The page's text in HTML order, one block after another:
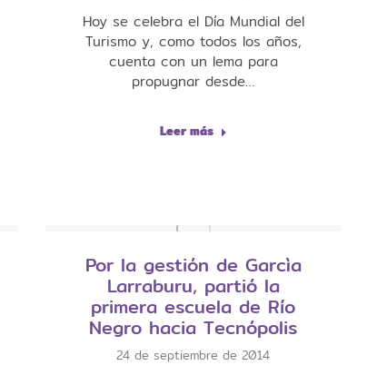
Hoy se celebra el Día Mundial del
Turismo y, como todos los años,
cuenta con un lema para
propugnar desde…
Leer más
Por la gestión de Garcìa
Larraburu, partió la
primera escuela de Río
Negro hacia Tecnópolis
24 de septiembre de 2014